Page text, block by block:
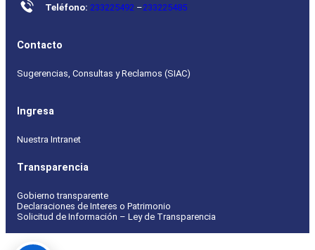
Teléfono: 233225492 –233225485
Contacto
Sugerencias, Consultas y Reclamos (SIAC)
Ingresa
Nuestra Intranet
Transparencia
Gobierno transparente
Declaraciones de Interes o Patrimonio
Solicitud de Información – Ley de Transparencia